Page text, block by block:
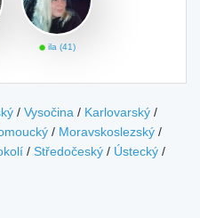
ila (41)
/ Vysočina / Karlovarský /
/ Moravskoslezský /
/ Středočeský / Ústecký /